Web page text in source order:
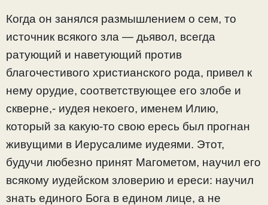
Когда он занялся размышлением о сем, то
источник всякого зла — дьявол, всегда
ратующий и наветующий против
благочестивого христианского рода, привел к
нему орудие, соответствующее его злобе и
скверне,- иудея некоего, именем Илию,
который за какую-то свою ересь был прогнан
живущими в Иерусалиме иудеями. Этот,
будучи любезно принят Магометом, научил его
всякому иудейском зловерию и ереси: научил
знать единого Бога в едином лице, а не